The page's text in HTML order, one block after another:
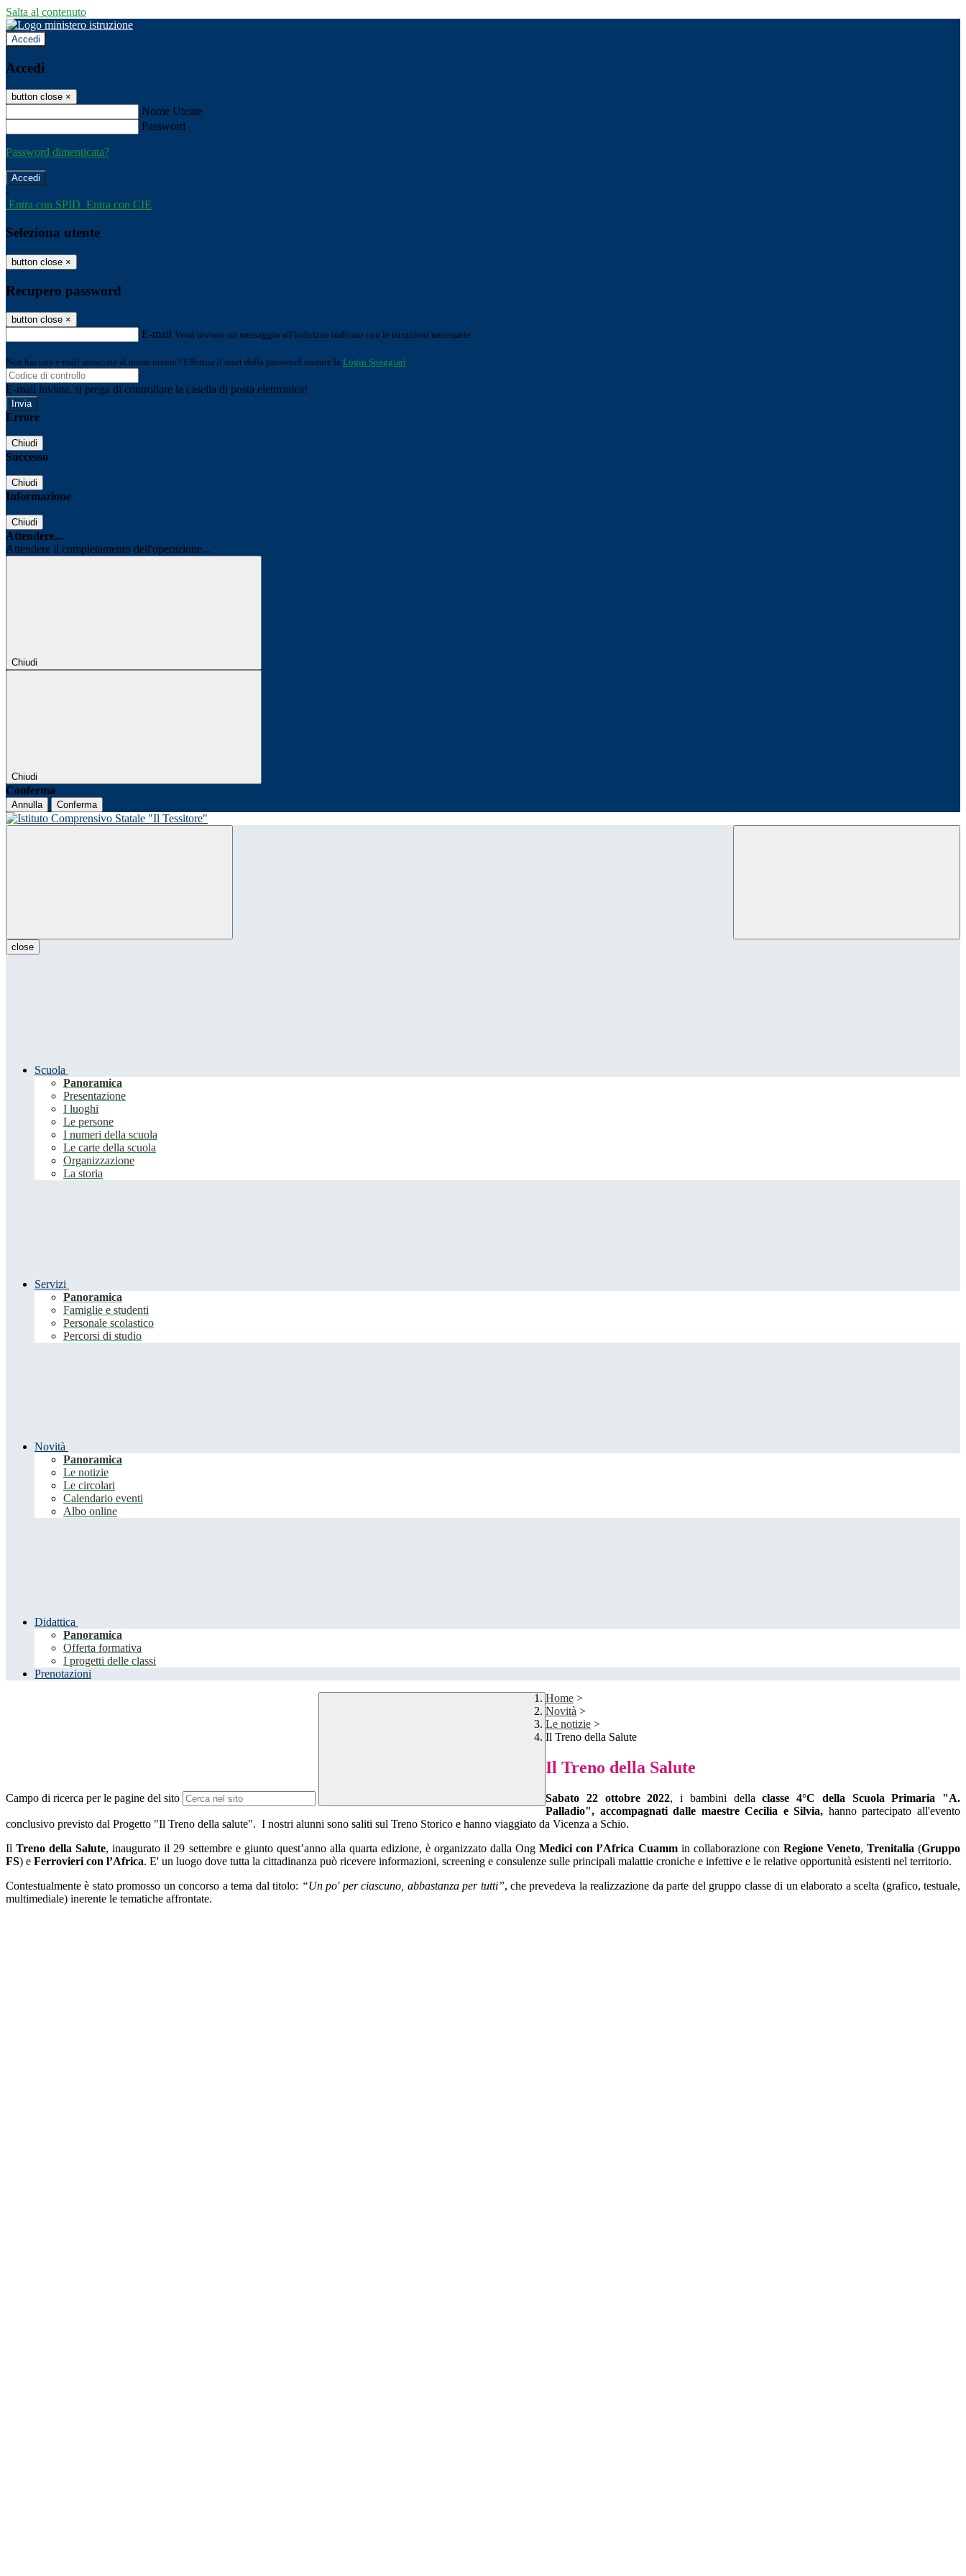
Salta al contenuto
Accedi
Accedi
button close ×
Nome Utente
Password
Password dimenticata?
-
Entra con SPID Entra con CIE
Seleziona utente
button close ×
Recupero password
button close ×
E-mail Verrà inviato un messaggio all'indirizzo indicato con le istruzioni necessarie.
Non hai una e-mail associata al nome utente? Effettua il reset della password tramite la Login Spaggiari
E-mail inviata, si prega di controllare la casella di posta elettronica!
Errore
Chiudi
Successo
Chiudi
Informazione
Chiudi
Attendere...
Attendere il completamento dell'operazione...
Chiudi
Chiudi
Conferma
Annulla Conferma
close
Scuola
Panoramica
Presentazione
I luoghi
Le persone
I numeri della scuola
Le carte della scuola
Organizzazione
La storia
Servizi
Panoramica
Famiglie e studenti
Personale scolastico
Percorsi di studio
Novità
Panoramica
Le notizie
Le circolari
Calendario eventi
Albo online
Didattica
Panoramica
Offerta formativa
I progetti delle classi
Prenotazioni
Campo di ricerca per le pagine del sito
Home >
Novità >
Le notizie >
Il Treno della Salute
Il Treno della Salute
Sabato 22 ottobre 2022, i bambini dellaclasse 4°C della Scuola Primaria "A.
Palladio", accompagnati dalle maestre Cecilia e Silvia, hanno partecipato all'evento
conclusivo previsto dal Progetto "Il Treno della salute". I nostri alunni sono saliti sul Treno Storico e hanno viaggiato da Vicenza a Schio.
IlTreno della Salute, inaugurato il 29 settembre e giunto quest’anno alla quarta edizione, è organizzato dalla OngMedici con l’Africa Cuamm in collaborazione con Regione Veneto, Trenitalia(Gruppo
FS) e Ferrovieri con l’Africa. E' un luogo dove tutta la cittadinanza può ricevere informazioni, screening e consulenze sulle principali malattie croniche e infettive e le relative opportunità esistenti nel territorio.
Contestualmente è stato promosso un concorso a tema dal titolo: “Un po' per ciascuno, abbastanza per tutti”, che prevedeva la realizzazione da parte del gruppo classe di un elaborato a scelta (grafico, testuale,
multimediale) inerente le tematiche affrontate.